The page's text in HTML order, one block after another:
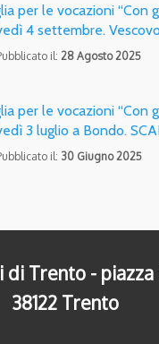
per le vocazioni “Con
4 settembre.
il: 28 Agosto 2025
per le vocazioni “Con
3 luglio a Bondo.
il: 30 Giugno 2025
di Trento - piazza
38122 Trento